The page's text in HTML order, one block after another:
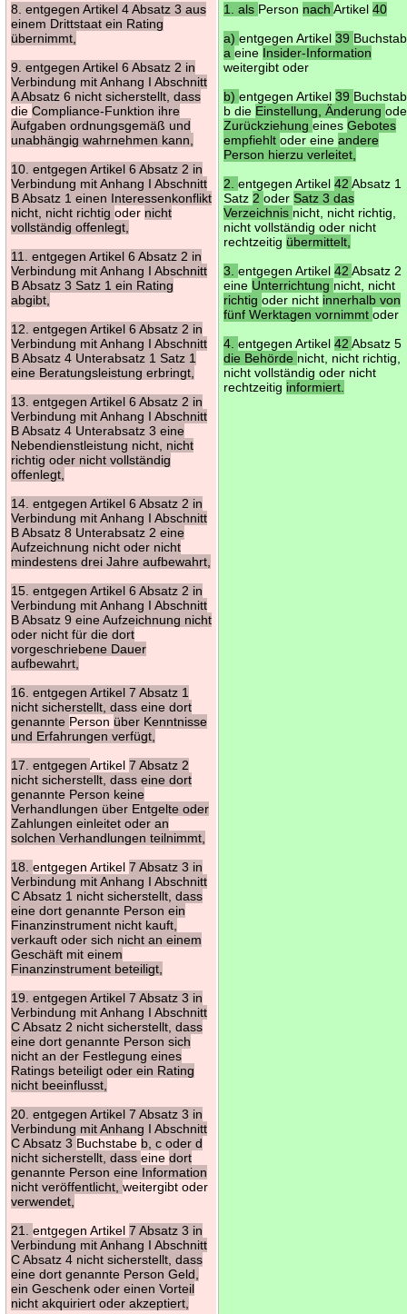
8. entgegen Artikel 4 Absatz 3 aus
einem Drittstaat ein Rating
übernimmt,
9. entgegen Artikel 6 Absatz 2 in
Verbindung mit Anhang I Abschnitt
A Absatz 6 nicht sicherstellt, dass
dieCompliance-Funktion ihre
Aufgaben ordnungsgemäß und
unabhängig wahrnehmen kann,
10. entgegen Artikel 6 Absatz 2 in
Verbindung mit Anhang I Abschnitt
B Absatz 1 einen Interessenkonflikt
nicht, nicht richtigoder nicht
vollständig offenlegt,
11. entgegen Artikel 6 Absatz 2 in
Verbindung mit Anhang I Abschnitt
B Absatz 3 Satz 1 ein Rating
abgibt,
12. entgegen Artikel 6 Absatz 2 in
Verbindung mit Anhang I Abschnitt
B Absatz 4 Unterabsatz 1 Satz 1
eine Beratungsleistung erbringt,
13. entgegen Artikel 6 Absatz 2 in
Verbindung mit Anhang I Abschnitt
B Absatz 4 Unterabsatz 3 eine
Nebendienstleistung nicht, nicht
richtig oder nicht vollständig
offenlegt,
14. entgegen Artikel 6 Absatz 2 in
Verbindung mit Anhang I Abschnitt
B Absatz 8 Unterabsatz 2 eine
Aufzeichnung nicht oder nicht
mindestens drei Jahre aufbewahrt,
15. entgegen Artikel 6 Absatz 2 in
Verbindung mit Anhang I Abschnitt
B Absatz 9 eine Aufzeichnung nicht
oder nicht für die dort
vorgeschriebene Dauer
aufbewahrt,
16. entgegen Artikel 7 Absatz 1
nicht sicherstellt, dass eine dort
genannte Person über Kenntnisse
und Erfahrungen verfügt,
17. entgegenArtikel7 Absatz 2
nicht sicherstellt, dass eine dort
genannte Person keine
Verhandlungen über Entgelte oder
Zahlungen einleitet oder an
solchen Verhandlungen teilnimmt,
18.entgegen Artikel7 Absatz 3 in
Verbindung mit Anhang I Abschnitt
C Absatz 1 nicht sicherstellt, dass
eine dort genannte Person ein
Finanzinstrument nicht kauft,
verkauft oder sich nicht an einem
Geschäft mit einem
Finanzinstrument beteiligt,
19. entgegen Artikel 7 Absatz 3 in
Verbindung mit Anhang I Abschnitt
C Absatz 2 nicht sicherstellt, dass
eine dort genannte Person sich
nicht an der Festlegung eines
Ratings beteiligt oder ein Rating
nicht beeinflusst,
20. entgegen Artikel 7 Absatz 3 in
Verbindung mit Anhang I Abschnitt
C Absatz 3 Buchstabe b, c oder d
nicht sicherstellt, dasseinedort
genannte Person eine Information
nicht veröffentlicht,weitergibt oder
verwendet,
21.entgegen Artikel7 Absatz 3 in
Verbindung mit Anhang I Abschnitt
C Absatz 4 nicht sicherstellt, dass
eine dort genannte Person Geld,
ein Geschenk oder einen Vorteil
nicht akquiriert oder akzeptiert,
1. als Person nachArtikel40
a)entgegen Artikel39
aeine Insider-Information
weitergibt oder
b)entgegen Artikel39
b die Einstellung, Änderung
ZurückziehungeinesGebotes
empfiehltoder eineandere
Person hierzu verleitet,
2.entgegen Artikel42Absatz 1
Satz 2oderSatz 3 das
Verzeichnis nicht, nicht richtig,
nicht vollständig oder nicht
rechtzeitig übermittelt,
3.entgegen Artikel42Absatz 2
eine Unterrichtung nicht, nicht
richtigoder nicht innerhalb von
fünf Werktagen vornimmtoder
4.entgegen Artikel42Absatz 5
die Behörde nicht, nicht richtig,
nicht vollständig oder nicht
rechtzeitig informiert.